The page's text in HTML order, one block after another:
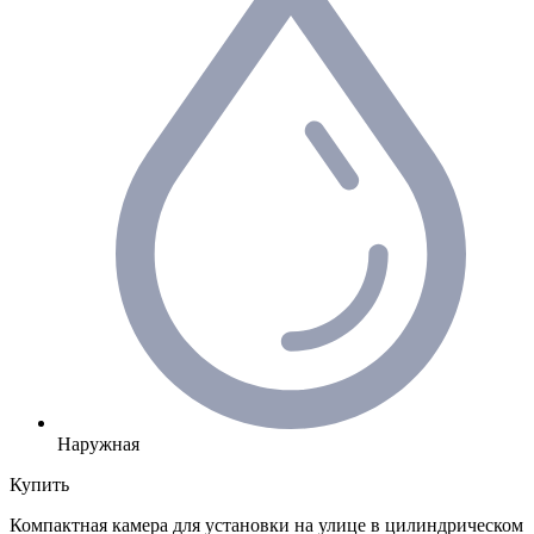
Наружная
Купить
Компактная камера для установки на улице в цилиндрическом